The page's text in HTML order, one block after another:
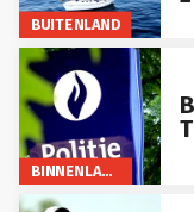
BUITENLAND
BINNENLAND